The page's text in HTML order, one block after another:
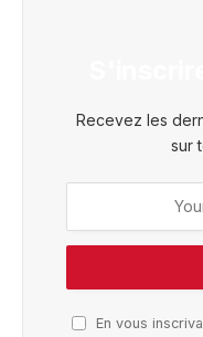
Recevez les
sur
En vous